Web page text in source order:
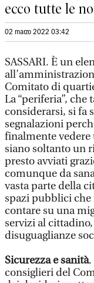
ecco tutte le
02 marzo 2022 03:42
SASSARI. È un
Comitato di
La “periferia”,
considerarsi, si fa
segnalazioni
finalmente
siano soltanto un
presto avviati
comunque da
vasta parte della
spazi pubblici che
contare su una
servizi al
disuguaglianze
Sicurezza e sanità.
consiglieri del